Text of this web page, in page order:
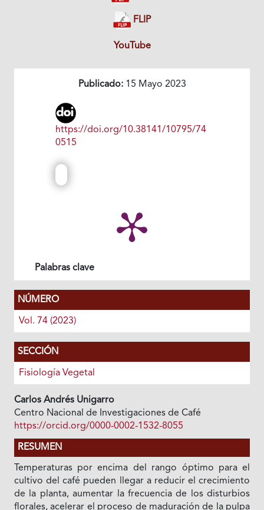
FLIP
YouTube
Publicado:15 Mayo 2023
https://doi.org/10.38141/10795/74
0515
Palabras clave
NÚMERO
Vol. 74 (2023)
SECCIÓN
Fisiología Vegetal
Carlos Andrés Unigarro
Centro Nacional de Investigaciones de Café
https://orcid.org/0000-0002-1532-8055
RESUMEN
Temperaturas por encima del rango óptimo para el
cultivo del café pueden llegar a reducir el crecimiento
de la planta, aumentar la frecuencia de los disturbios
florales, acelerar el proceso de maduración de la pulpa